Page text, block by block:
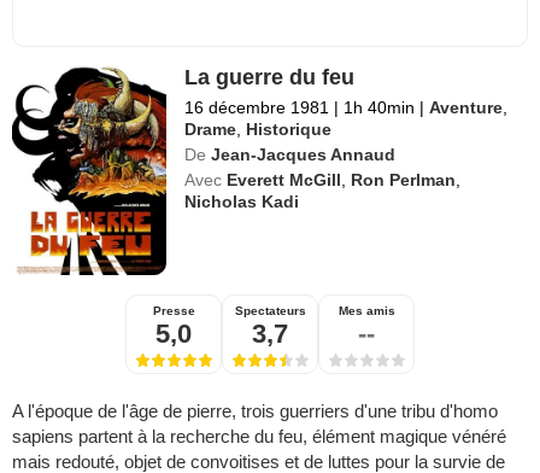
La guerre du feu
16 décembre 1981 | 1h 40min | Aventure
Drame Historique
De Jean-Jacques Annaud
Avec Everett McGill Ron Perlman
Nicholas Kadi
Presse
5,0
Spectateurs
3,7
Mes amis
--
A l'époque de l'âge de pierre, trois guerriers d'une tribu d'homo
sapiens partent à la recherche du feu, élément magique vénéré
mais redouté, objet de convoitises et de luttes pour la survie de